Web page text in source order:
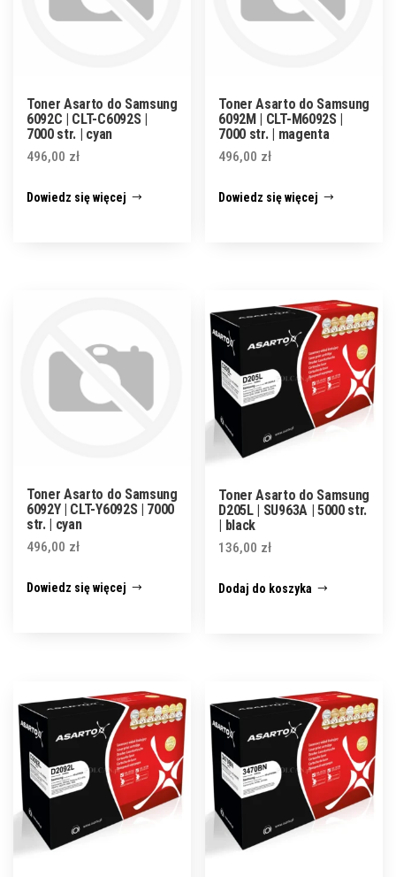
Toner Asarto do Samsung
6092C | CLT-C6092S |
7000 str. | cyan
496,00 zł
Dowiedz się więcej
Toner Asarto do Samsung
6092M | CLT-M6092S |
7000 str. | magenta
496,00 zł
Dowiedz się więcej
Toner Asarto do Samsung
6092Y | CLT-Y6092S | 7000
str. | cyan
496,00 zł
Dowiedz się więcej
Toner Asarto do Samsung
D205L | SU963A | 5000 str.
| black
136,00 zł
Dodaj do koszyka